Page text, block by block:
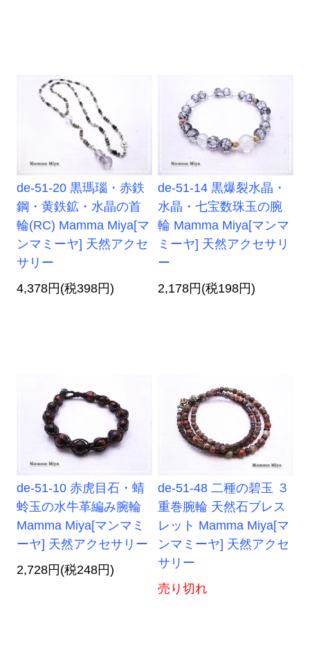
de-51-20 黒瑪瑙・赤鉄
鋼・黄鉄鉱・水晶の首
輪(RC) Mamma Miya[マ
ンマミーヤ] 天然アクセ
サリー
4,378円(税398円)
de-51-14 黒爆裂水晶・
水晶・七宝数珠玉の腕
輪 Mamma Miya[マンマ
ミーヤ] 天然アクセサリ
ー
2,178円(税198円)
de-51-10 赤虎目石・蜻
蛉玉の水牛革編み腕輪
Mamma Miya[マンマミ
ーヤ] 天然アクセサリー
2,728円(税248円)
de-51-48 二種の碧玉 ３
重巻腕輪 天然石ブレス
レット Mamma Miya[マ
ンマミーヤ] 天然アクセ
サリー
売り切れ